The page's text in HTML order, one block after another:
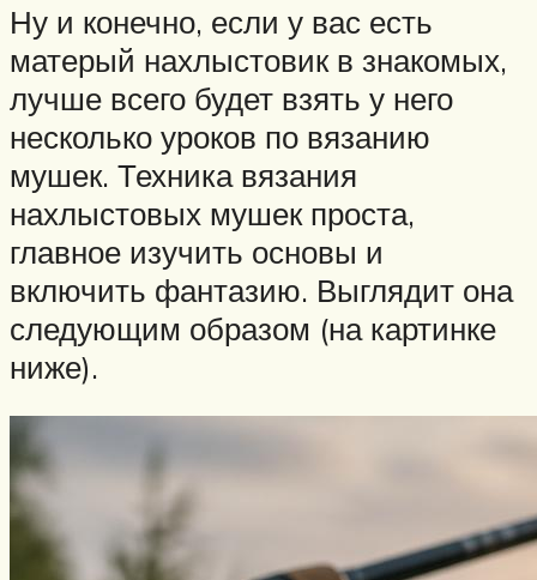
Ну и конечно, если у вас есть
матерый нахлыстовик в знакомых,
лучше всего будет взять у него
несколько уроков по вязанию
мушек. Техника вязания
нахлыстовых мушек проста,
главное изучить основы и
включить фантазию. Выглядит она
следующим образом (на картинке
ниже).